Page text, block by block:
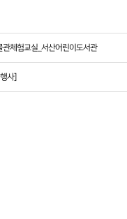
체험교실_서산어린이도서관
사]